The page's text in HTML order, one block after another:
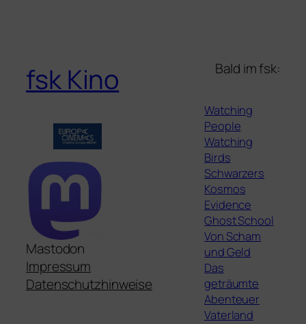
fsk Kino
Mastodon
Impressum
Datenschutzhinweise
Bald im fsk:
Watching
People
Watching
Birds
Schwarzers
Kosmos
Evidence
Ghost School
Von Scham
und Geld
Das
geträumte
Abenteuer
Vaterland